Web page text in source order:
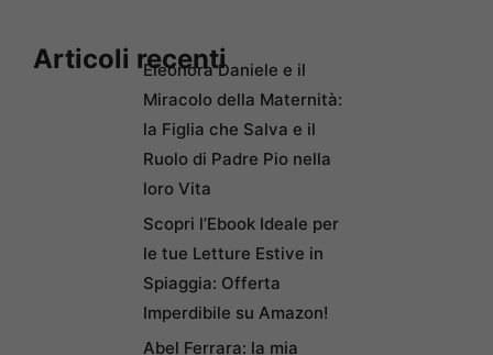
Articoli recentiEleonora Daniele e il
Miracolo della Maternità:
la Figlia che Salva e il
Ruolo di Padre Pio nella
loro Vita
Scopri l’Ebook Ideale per
le tue Letture Estive in
Spiaggia: Offerta
Imperdibile su Amazon!
Abel Ferrara: la mia